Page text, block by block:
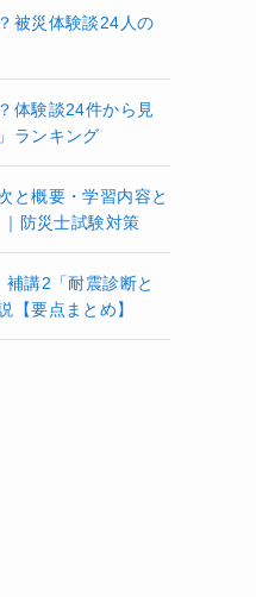
被災体験談24人の
体験談24件から見
ランキング
と概要・学習内容と
防災士試験対策
講2「耐震診断と
【要点まとめ】